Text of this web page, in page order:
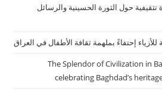
تثقيفية حول الثورة الحسينية والرسائل
إحتفاءً بملهمة ثقافة الأطفال في العراق
“The Splendor of Civilization in
celebrating Baghdad’s